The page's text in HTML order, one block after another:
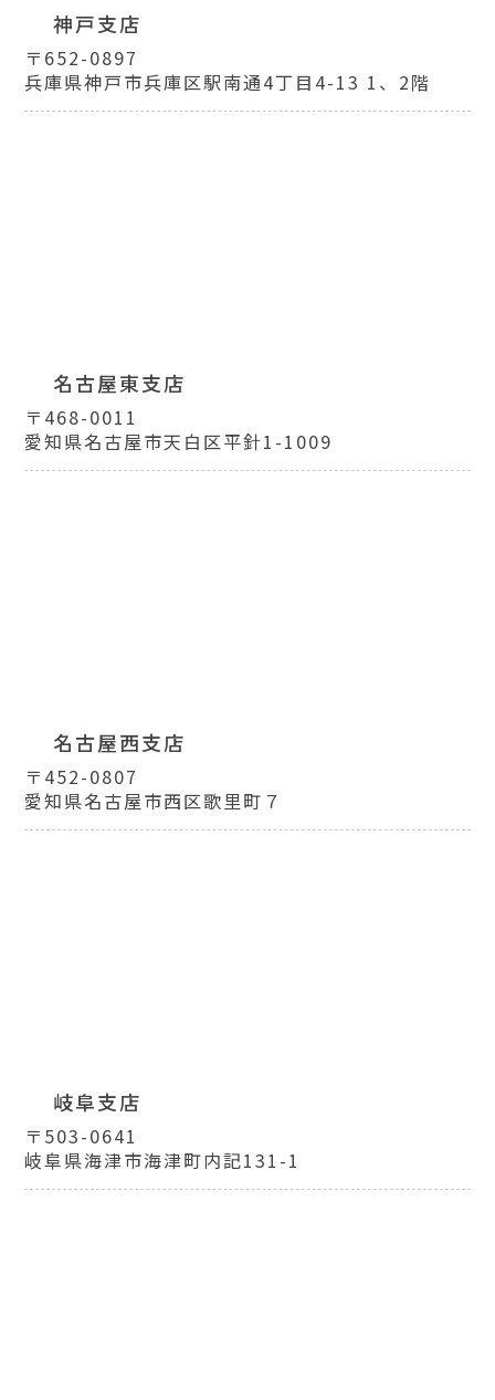
神戸支店
〒652-0897
兵庫県神戸市兵庫区駅南通4丁目4-13 1、2階
名古屋東支店
〒468-0011
愛知県名古屋市天白区平針1-1009
名古屋西支店
〒452-0807
愛知県名古屋市西区歌里町７
岐阜支店
〒503-0641
岐阜県海津市海津町内記131-1